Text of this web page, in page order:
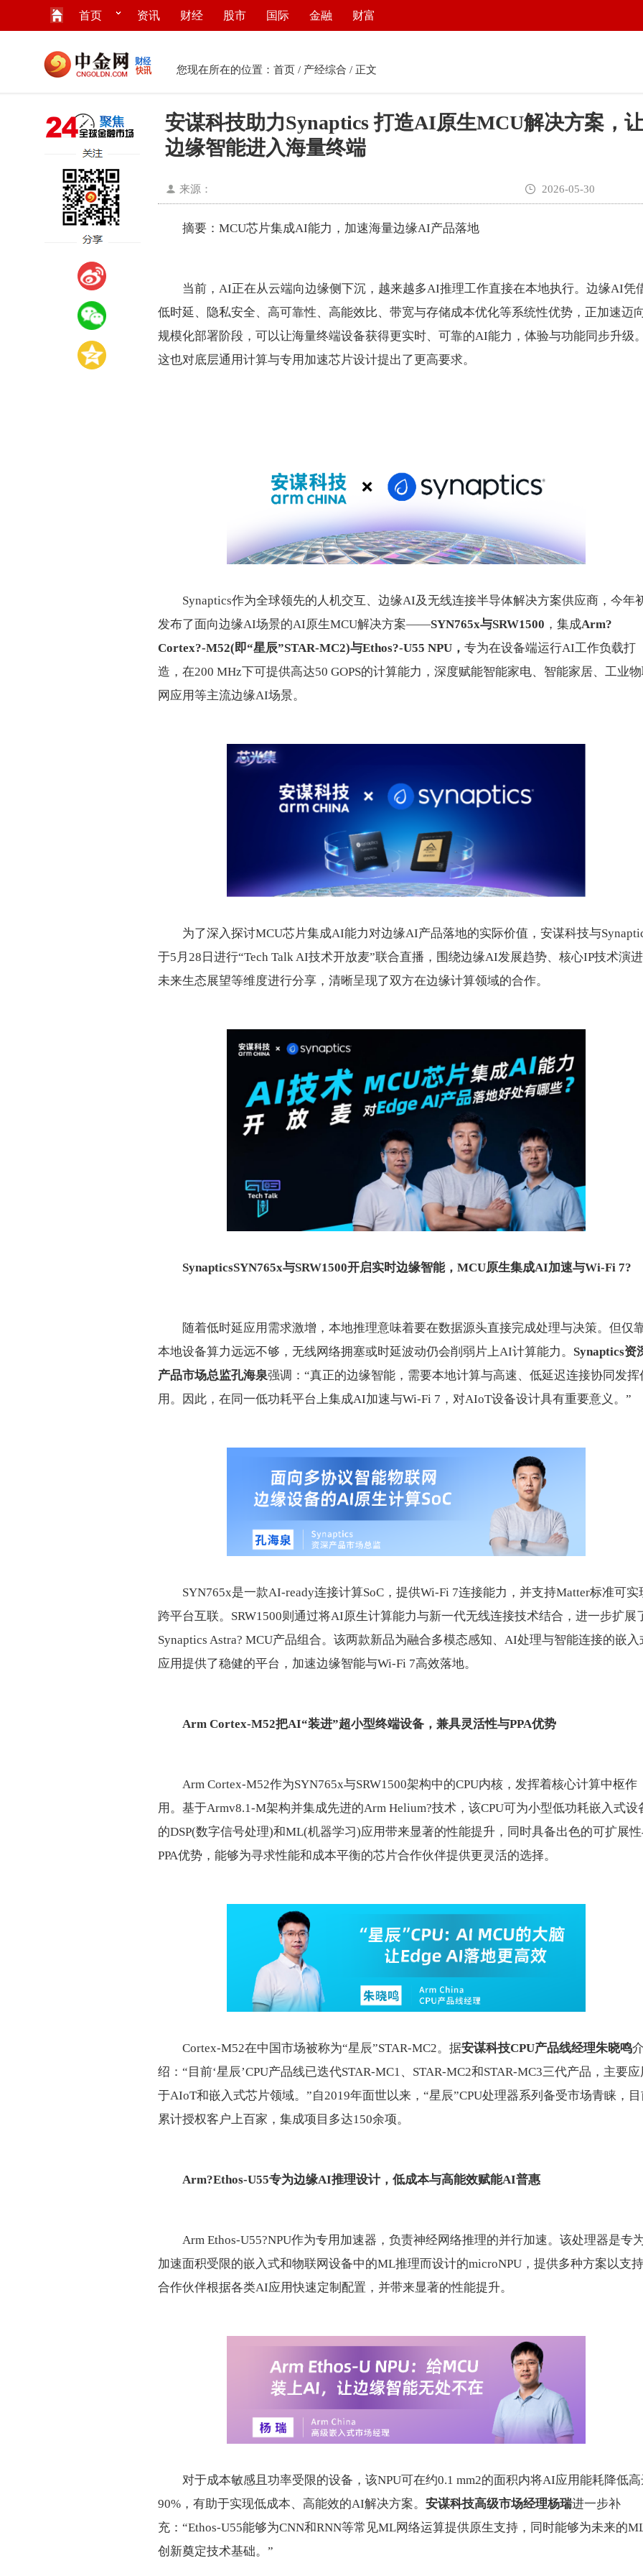
首页 资讯 财经 股市 国际 金融 财富
您现在所在的位置： 首页/ 产经综合 / 正文
安谋科技助力Synaptics 打造AI原生MCU解决方案，
边缘智能进入海量终端
来源： 2026-05-30
摘要：MCU芯片集成AI能力，加速海量边缘AI产品落地
当前，AI正在从云端向边缘侧下沉，越来越多AI推理工作直接在本地执行。边缘AI凭
低时延、隐私安全、高可靠性、高能效比、带宽与存储成本优化等系统性优势，正加速迈
规模化部署阶段，可以让海量终端设备获得更实时、可靠的AI能力，体验与功能同步升级
这也对底层通用计算与专用加速芯片设计提出了更高要求。
Synaptics作为全球领先的人机交互、边缘AI及无线连接半导体解决方案供应商，今年
发布了面向边缘AI场景的AI原生MCU解决方案——SYN765x与SRW1500 ，集成Arm?
Cortex?-M52(即“星辰”STAR-MC2)与Ethos?-U55 NPU， 专为在设备端运行AI工作负载打
造，在200 MHz下可提供高达50 GOPS的计算能力，深度赋能智能家电、智能家居、工业
网应用等主流边缘AI场景。
为了深入探讨MCU芯片集成AI能力对边缘AI产品落地的实际价值，安谋科技与
于5月28日进行“Tech Talk AI技术开放麦”联合直播，围绕边缘AI发展趋势、核心IP技术演
未来生态展望等维度进行分享，清晰呈现了双方在边缘计算领域的合作。
SynapticsSYN765x与SRW1500开启实时边缘智能， MCU原生集成AI加速与Wi-Fi 7?
随着低时延应用需求激增，本地推理意味着要在数据源头直接完成处理与决策。但仅
本地设备算力远远不够，无线网络拥塞或时延波动仍会削弱片上AI计算能力。 Synaptics资
产品市场总监孔海泉强调：“真正的边缘智能，需要本地计算与高速、低延迟连接协同发挥
用。因此，在同一低功耗平台上集成AI加速与Wi-Fi 7，对AIoT设备设计具有重要意义。”
SYN765x是一款AI-ready连接计算SoC，提供Wi-Fi 7连接能力，并支持Matter标准可实
跨平台互联。SRW1500则通过将AI原生计算能力与新一代无线连接技术结合，进一步扩展
Synaptics Astra? MCU产品组合。该两款新品为融合多模态感知、AI处理与智能连接的嵌入
应用提供了稳健的平台，加速边缘智能与Wi-Fi 7高效落地。
Arm Cortex-M52把AI“装进”超小型终端设备，兼具灵活性与PPA优势
Arm Cortex-M52作为SYN765x与SRW1500架构中的CPU内核，发挥着核心计算中枢作
用。基于Armv8.1-M架构并集成先进的Arm Helium?技术，该CPU可为小型低功耗嵌入式设
的DSP(数字信号处理)和ML(机器学习)应用带来显著的性能提升，同时具备出色的可扩展
PPA优势，能够为寻求性能和成本平衡的芯片合作伙伴提供更灵活的选择。
Cortex-M52在中国市场被称为“星辰”STAR-MC2。据安谋科技CPU产品线经理朱晓鸣
绍：“目前‘星辰’CPU产品线已迭代STAR-MC1、STAR-MC2和STAR-MC3三代产品，主要应
于AIoT和嵌入式芯片领域。”自2019年面世以来，“星辰”CPU处理器系列备受市场青睐，目
累计授权客户上百家，集成项目多达150余项。
Arm?Ethos-U55专为边缘AI推理设计，低成本与高能效赋能AI普惠
Arm Ethos-U55?NPU作为专用加速器，负责神经网络推理的并行加速。该处理器是专
加速面积受限的嵌入式和物联网设备中的ML推理而设计的microNPU，提供多种方案以支持
合作伙伴根据各类AI应用快速定制配置，并带来显著的性能提升。
对于成本敏感且功率受限的设备，该NPU可在约0.1 mm2的面积内将AI应用能耗降低高
90%，有助于实现低成本、高能效的AI解决方案。 安谋科技高级市场经理杨瑞进一步补
充：“Ethos-U55能够为CNN和RNN等常见ML网络运算提供原生支持，同时能够为未来的
创新奠定技术基础。”